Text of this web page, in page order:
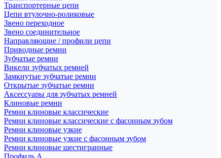
Транспортерные цепи
Цепи втулочно-роликовые
Звено переходное
Звено соединительное
Направляющие / профили цепи
Приводные ремни
Зубчатые ремни
Викели зубчатых ремней
Замкнутые зубчатые ремни
Открытые зубчатые ремни
Аксессуары для зубчатых ремней
Клиновые ремни
Ремни клиновые классические
Ремни клиновые классические с фасонным зубом
Ремни клиновые узкие
Ремни клиновые узкие с фасонным зубом
Ремни клиновые шестигранные
Профиль A